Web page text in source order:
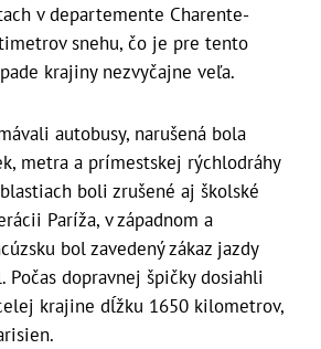
v departemente Charente-
snehu, čo je pre tento
krajiny nezvyčajne veľa.
autobusy, narušená bola
metra a prímestskej rýchlodráhy
boli zrušené aj školské
Paríža, v západnom a
bol zavedený zákaz jazdy
Počas dopravnej špičky dosiahli
krajine dĺžku 1650 kilometrov,